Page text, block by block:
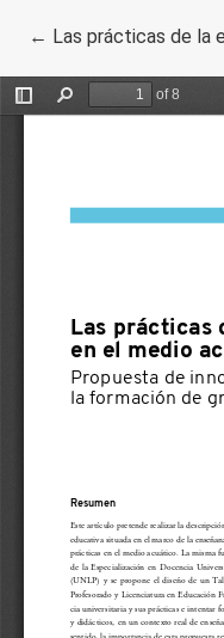
← Volver a los
Las prácticas de la